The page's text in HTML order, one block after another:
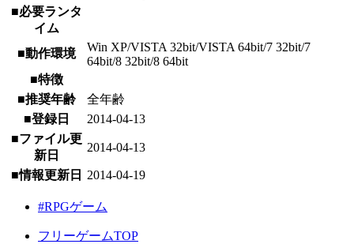
■必要ランタ
イム
■動作環境
Win XP/VISTA 32bit/VISTA 64bit/7 32bit/7
64bit/8 32bit/8 64bit
■特徴
■推奨年齢
全年齢
■登録日
2014-04-13
■ファイル更
新日
2014-04-13
■情報更新日 2014-04-19
#RPGゲーム
フリーゲームTOP